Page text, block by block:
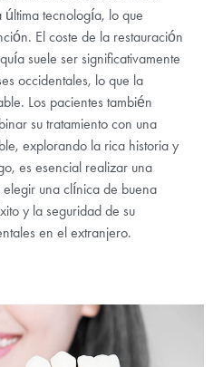
última tecnología, lo que
El coste de la restauración
suele ser significativamente
occidentales, lo que la
Los pacientes también
su tratamiento con una
explorando la rica historia y
es esencial realizar una
una clínica de buena
y la seguridad de su
en el extranjero.